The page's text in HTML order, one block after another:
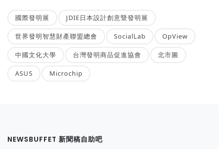
國際發明展 JDIE日本設計創意暨發明展
世界發明智慧財產聯盟總會 SocialLab OpView
中國文化大學 台灣發明商品促進協會 北市圖
ASUS Microchip
NEWSBUFFET 新聞稿自助吧